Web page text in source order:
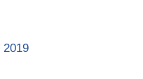
2019